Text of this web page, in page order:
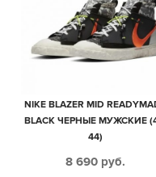
NIKE BLAZER MID
BLACK ЧЕРНЫЕ МУЖСКИЕ
44)
8 690 руб.